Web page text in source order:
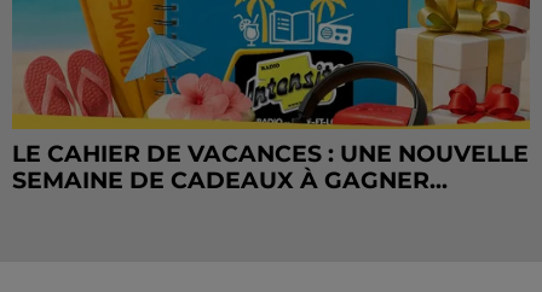
LE CAHIER DE VACANCES : UNE NOUVELLE
SEMAINE DE CADEAUX À GAGNER...